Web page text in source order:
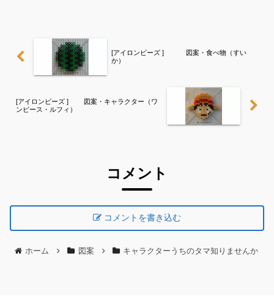
[アイロンビーズ ] 図案・食べ物（すい
か）
[アイロンビーズ ] 図案・キャラクター（ワ
ンピース・ルフィ）
コメント
コメントを書き込む
ホーム 図案 キャラクターうちのタマ知りませんか